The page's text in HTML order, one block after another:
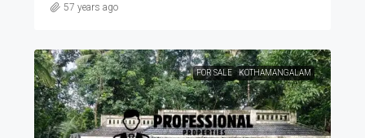
57 years ago
FOR SALE KOTHAMANGALAM